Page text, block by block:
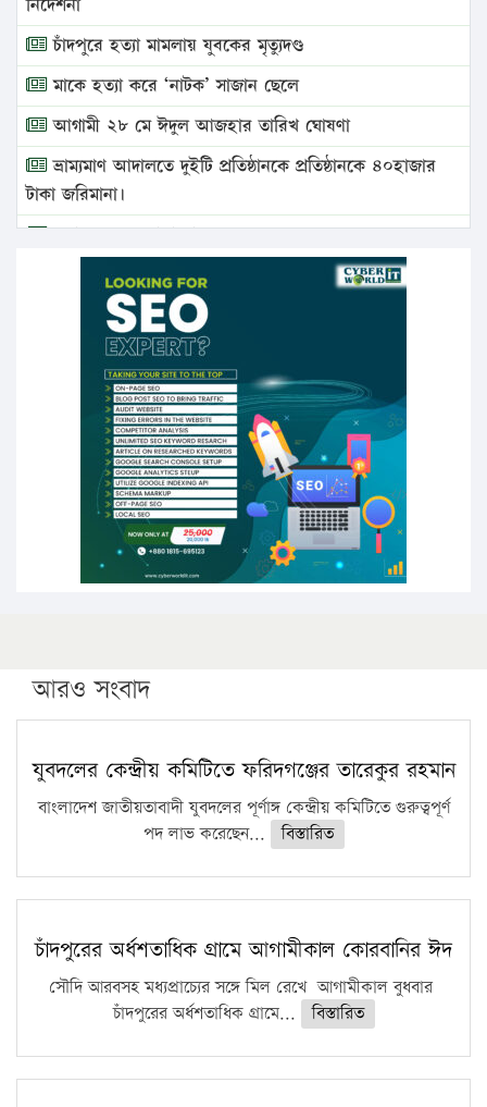
নির্দেশনা
চাঁদপুরে হত্যা মামলায় যুবকের মৃত্যুদণ্ড
মাকে হত্যা করে ‘নাটক’ সাজান ছেলে
আগামী ২৮ মে ঈদুল আজহার তারিখ ঘোষণা
ভ্রাম্যমাণ আদালতে দুইটি প্রতিষ্ঠানকে প্রতিষ্ঠানকে ৪০হাজার
টাকা জরিমানা।
এবার লঞ্চের ভাড়া বাড়ল
১৭ থেকে ২১ শতাংশ বিদ্যুতের দাম বাড়ানোর প্রস্তাব পিডিবির
১৬ মে চাঁদপুর ও ২৫ মে ফেনী সফরে যাবেন প্রধানমন্ত্রী
উচ্চশিক্ষায় গৌরবময় অর্জন: পূর্ণ স্কলারশিপে যুক্তরাষ্ট্রে
পিএইচডি করছেন কুয়েটের কৃতি…
সারা দেশে বজ্রাঘাতে ১৪ জনের প্রাণহানি
কঠোর হচ্ছে এসএসসি ও এইচএসসি পরীক্ষা
ফরিদগঞ্জে আগুনে পুড়লো ৬ ব্যবসা প্রতিষ্ঠান
আরও সংবাদ
যুবদলের কেন্দ্রীয় কমিটিতে ফরিদগঞ্জের তারেকুর রহমান
বাংলাদেশ জাতীয়তাবাদী যুবদলের পূর্ণাঙ্গ কেন্দ্রীয় কমিটিতে গুরুত্বপূর্ণ
পদ লাভ করেছেন...
বিস্তারিত
চাঁদপুরের অর্ধশতাধিক গ্রামে আগামীকাল কোরবানির ঈদ
সৌদি আরবসহ মধ্যপ্রাচ্যের সঙ্গে মিল রেখে আগামীকাল বুধবার
চাঁদপুরের অর্ধশতাধিক গ্রামে...
বিস্তারিত